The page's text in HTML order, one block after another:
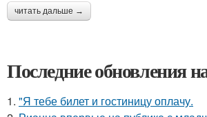
читать дальше →
Последние обновления
1. "Я тебе билет и гостиницу оплачу.